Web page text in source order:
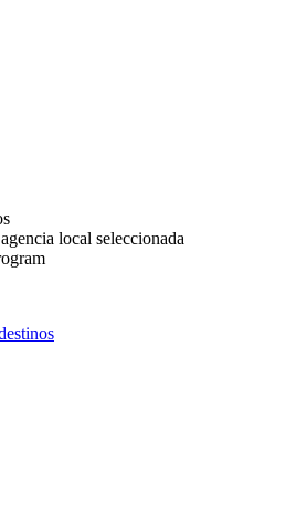
local seleccionada